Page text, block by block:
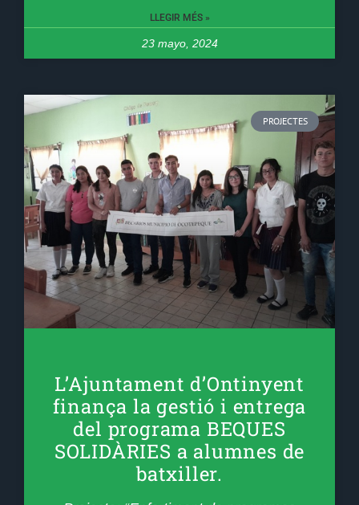
LLEGIR MÉS »
23 mayo, 2024
PROJECTES
L’Ajuntament d’Ontinyent
finança la gestió i entrega
del programa BEQUES
SOLIDÀRIES a alumnes de
batxiller.